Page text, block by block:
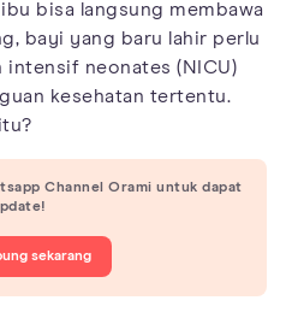
bisa langsung membawa
bayi yang baru lahir perlu
neonates (NICU)
kesehatan tertentu.
Channel Orami untuk dapat
sekarang